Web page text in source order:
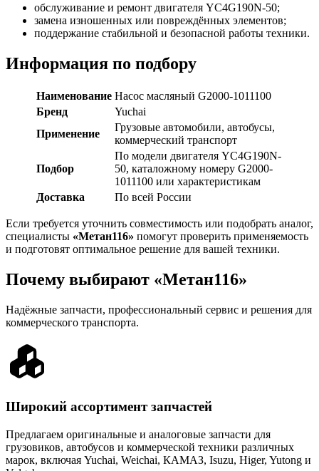
обслуживание и ремонт двигателя YC4G190N-50;
замена изношенных или повреждённых элементов;
поддержание стабильной и безопасной работы техники.
Информация по подбору
Наименование Насос масляный G2000-1011100
Бренд
Yuchai
Применение
Грузовые автомобили, автобусы,
коммерческий транспорт
Подбор
По модели двигателя YC4G190N-
50, каталожному номеру G2000-
1011100 или характеристикам
Доставка
По всей России
Если требуется уточнить совместимость или подобрать аналог,
специалисты «Метан116» помогут проверить применяемость
и подготовят оптимальное решение для вашей техники.
Почему выбирают «Метан116»
Надёжные запчасти, профессиональный сервис и решения для
коммерческого транспорта.
Широкий ассортимент запчастей
Предлагаем оригинальные и аналоговые запчасти для
грузовиков, автобусов и коммерческой техники различных
марок, включая Yuchai, Weichai, КАМАЗ, Isuzu, Higer, Yutong и